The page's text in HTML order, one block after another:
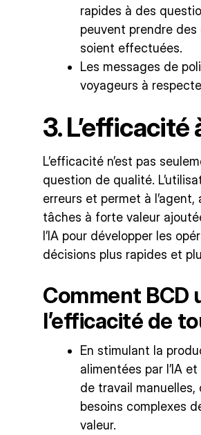
rapides à des
peuvent prendre
soient effectuées.
Les messages de
voyageurs à
3.
L’efficacité n’est pas
question de qualité.
erreurs et permet à
tâches à forte valeur
l’IA pour développer les
décisions plus rapides et
Comment BCD
l’efficacité de
En stimulant la
alimentées par l’IA
de travail
besoins complexes
valeur.